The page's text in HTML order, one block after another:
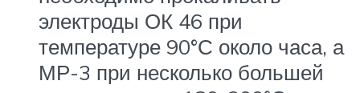
электроды ОК 46 при
температуре 90°С около часа, а
МР-3 при несколько большей